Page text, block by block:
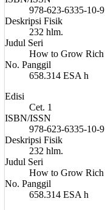
978-623-6335-10-9
Deskripsi Fisik
232 hlm.
Judul Seri
How to Grow Rich
No. Panggil
658.314 ESA h
Edisi
Cet. 1
ISBN/ISSN
978-623-6335-10-9
Deskripsi Fisik
232 hlm.
Judul Seri
How to Grow Rich
No. Panggil
658.314 ESA h